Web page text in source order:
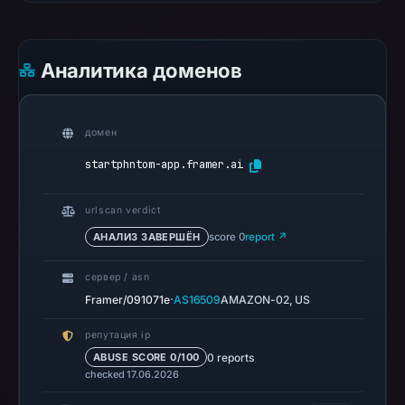
no
flag
on
2026
UTC.
AlienVault
recorded
pulse
references
Аналитика доменов
домен
startphntom-app.framer.ai
urlscan verdict
АНАЛИЗ ЗАВЕРШЁН score 0report ↗
сервер / asn
Framer/091071e·AS16509AMAZON-02, US
репутация ip
ABUSE SCORE 0/100 0 reports
checked 17.06.2026